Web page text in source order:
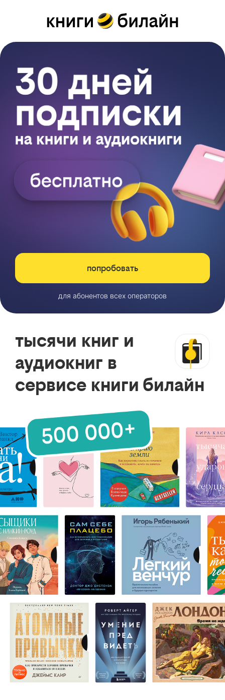
попробовать
для абонентов всех операторов
тысячи книг и
аудиокниг в
сервисе книги билайн